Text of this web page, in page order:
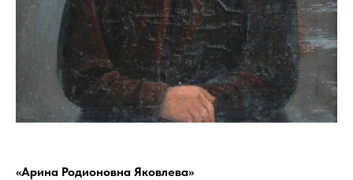
«Арина Родионовна Яковлева»